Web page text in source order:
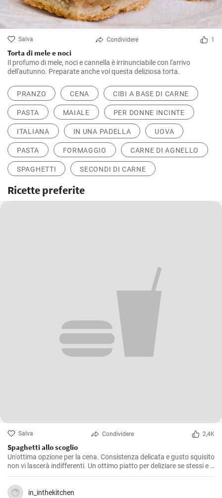
Salva Condividere 1
Torta di mele e noci
Il profumo di mele, noci e cannella è irrinunciabile con l'arrivo
dell'autunno. Preparate anche voi questa deliziosa torta.
PRANZO CENA CIBI A BASE DI CARNE
PASTA MAIALE PER DONNE INCINTE
ITALIANA IN UNA PADELLA UOVA
PASTA FORMAGGIO CARNE DI AGNELLO
SPAGHETTI SECONDI DI CARNE
Ricette preferite
Salva Condividere 2,4K
Spaghetti allo scoglio
Un'ottima opzione per la cena. Consistenza delicata e gusto squisito
non vi lascerà indifferenti. Un ottimo piatto per deliziare se stessi e i
propri cari. La ricetta per fare gli spaghetti è semplice e accessibile a
tutti.
in_inthekitchen